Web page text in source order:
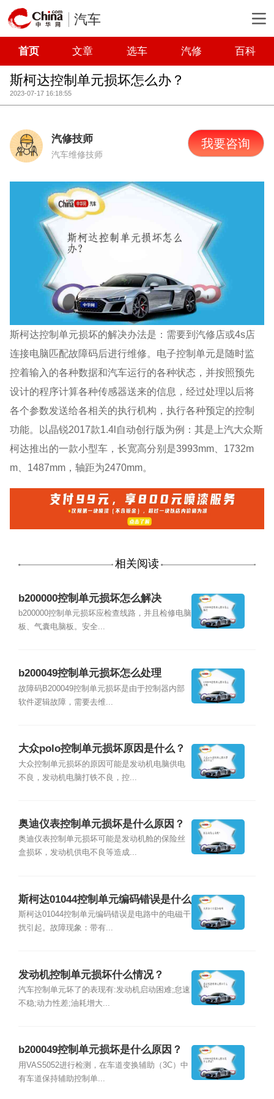
汽车
首页 文章 选车 汽修 百科
斯柯达控制单元损坏怎么办？
2023-07-17 16:18:55
汽修技师
汽车维修技师
我要咨询
斯柯达控制单元损坏的解决办法是：需要到汽修店或4s店
连接电脑匹配故障码后进行维修。电子控制单元是随时监
控着输入的各种数据和汽车运行的各种状态，并按照预先
设计的程序计算各种传感器送来的信息，经过处理以后将
各个参数发送给各相关的执行机构，执行各种预定的控制
功能。以晶锐2017款1.4l自动创行版为例：其是上汽大众斯
柯达推出的一款小型车，长宽高分别是3993mm、1732m
m、1487mm，轴距为2470mm。
相关阅读
b200000控制单元损坏怎么解决
b200000控制单元损坏应检查线路，并且检修电脑
板、气囊电脑板。安全...
b200049控制单元损坏怎么处理
故障码B200049控制单元损坏是由于控制器内部
软件逻辑故障，需要去维...
大众polo控制单元损坏原因是什么？
大众控制单元损坏的原因可能是发动机电脑供电
不良，发动机电脑打铁不良，控...
奥迪仪表控制单元损坏是什么原因？
奥迪仪表控制单元损坏可能是发动机舱的保险丝
盒损坏，发动机供电不良等造成...
斯柯达01044控制单元编码错误是什么
原因？
斯柯达01044控制单元编码错误是电路中的电磁干
扰引起。故障现象：带有...
发动机控制单元损坏什么情况？
汽车控制单元坏了的表现有:发动机启动困难;怠速
不稳;动力性差;油耗增大...
b200049控制单元损坏是什么原因？
用VAS5052进行检测，在车道变换辅助（3C）中
有车道保持辅助控制单...